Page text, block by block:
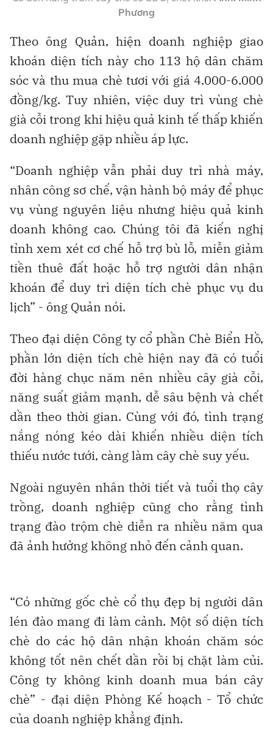
Phương
Theo ông Quản, hiện doanh nghiệp giao
khoán diện tích này cho 113 hộ dân chăm
sóc và thu mua chè tươi với giá 4.000-6.000
đồng/kg. Tuy nhiên, việc duy trì vùng chè
già cỗi trong khi hiệu quả kinh tế thấp khiến
doanh nghiệp gặp nhiều áp lực.
“Doanh nghiệp vẫn phải duy trì nhà máy,
nhân công sơ chế, vận hành bộ máy để phục
vụ vùng nguyên liệu nhưng hiệu quả kinh
doanh không cao. Chúng tôi đã kiến nghị
tỉnh xem xét cơ chế hỗ trợ bù lỗ, miễn giảm
tiền thuê đất hoặc hỗ trợ người dân nhận
khoán để duy trì diện tích chè phục vụ du
lịch” - ông Quản nói.
Theo đại diện Công ty cổ phần Chè Biển Hồ,
phần lớn diện tích chè hiện nay đã có tuổi
đời hàng chục năm nên nhiều cây già cỗi,
năng suất giảm mạnh, dễ sâu bệnh và chết
dần theo thời gian. Cùng với đó, tình trạng
nắng nóng kéo dài khiến nhiều diện tích
thiếu nước tưới, càng làm cây chè suy yếu.
Ngoài nguyên nhân thời tiết và tuổi thọ cây
trồng, doanh nghiệp cũng cho rằng tình
trạng đào trộm chè diễn ra nhiều năm qua
đã ảnh hưởng không nhỏ đến cảnh quan.
“Có những gốc chè cổ thụ đẹp bị người dân
lén đào mang đi làm cảnh. Một số diện tích
chè do các hộ dân nhận khoán chăm sóc
không tốt nên chết dần rồi bị chặt làm củi.
Công ty không kinh doanh mua bán cây
chè” - đại diện Phòng Kế hoạch - Tổ chức
của doanh nghiệp khẳng định.